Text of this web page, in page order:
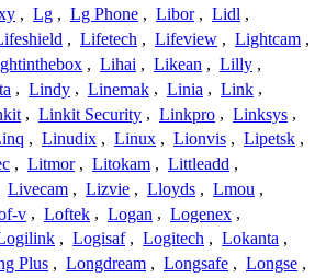
, Lg , Lg Phone , Libor , Lidl ,
, Lifetech , Lifeview , Lightcam ,
, Lihai , Likean , Lilly ,
, Lindy , Linemak , Linia , Link ,
, Linkit Security , Linkpro , Linksys ,
, Linudix , Linux , Lionvis , Lipetsk ,
, Litmor , Litokam , Littleadd ,
Livecam , Lizvie , Lloyds , Lmou ,
v , Loftek , Logan , Logenex ,
, Logisaf , Logitech , Lokanta ,
Plus , Longdream , Longsafe , Longse ,